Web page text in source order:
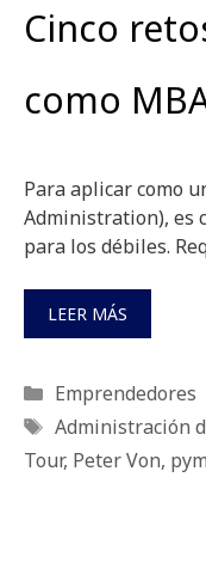
Cinco
como
Para aplicar como
Administration), es
para los débiles.
LEER MÁS
Categorías
Emprendedores
Etiquetas
Administración
Tour, Peter Von,